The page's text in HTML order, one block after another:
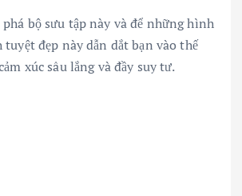
bộ sưu tập này và để những hình
tuyệt đẹp này dẫn dắt bạn vào thế
xúc sâu lắng và đầy suy tư.